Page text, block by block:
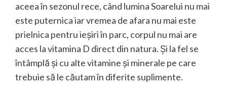
aceea în sezonul rece, când lumina Soarelui nu mai
este puternica iar vremea de afara nu mai este
prielnica pentru ieșiri în parc, corpul nu mai are
acces la vitamina D direct din natura. Și la fel se
întâmplă și cu alte vitamine și minerale pe care
trebuie să le căutam în diferite suplimente.